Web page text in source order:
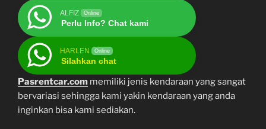
ALFIZ Online
Perlu Info? Chat kami
HARLEN Online
Silahkan chat
Pasrentcar.com memiliki jenis kendaraan yang sangat
bervariasi sehingga kami yakin kendaraan yang anda
inginkan bisa kami sediakan.